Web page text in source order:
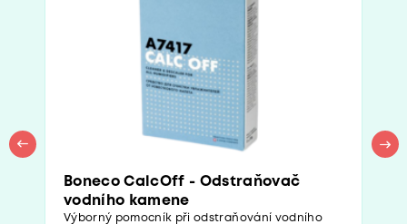
Boneco CalcOff - Odstraňovač
vodního kamene
Výborný pomocník při odstraňování vodního